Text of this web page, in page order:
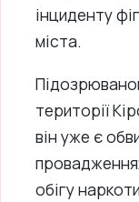
інциденту
міста.
території
він уже є
обігу